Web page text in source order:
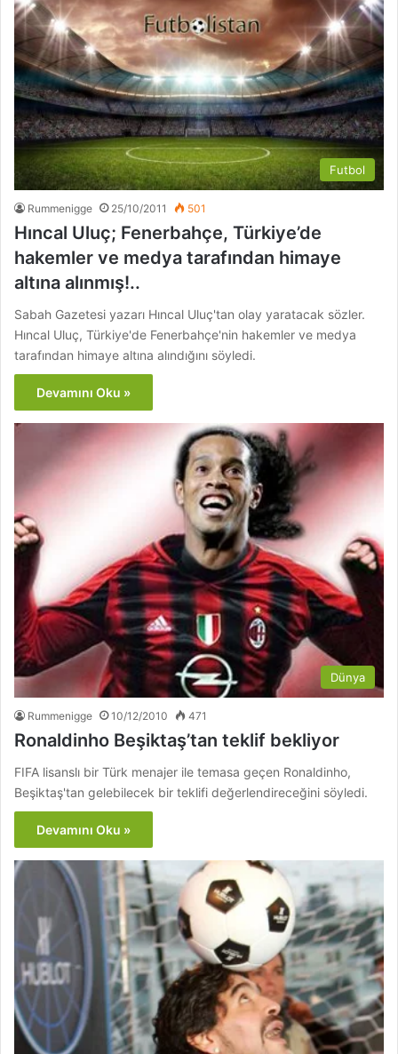
Futbol
Rummenigge 25/10/2011 501
Hıncal Uluç; Fenerbahçe, Türkiye’de
hakemler ve medya tarafından himaye
altına alınmış!..
Sabah Gazetesi yazarı Hıncal Uluç'tan olay yaratacak sözler.
Hıncal Uluç, Türkiye'de Fenerbahçe'nin hakemler ve medya
tarafından himaye altına alındığını söyledi.
Devamını Oku »
Dünya
Rummenigge 10/12/2010 471
Ronaldinho Beşiktaş’tan teklif bekliyor
FIFA lisanslı bir Türk menajer ile temasa geçen Ronaldinho,
Beşiktaş'tan gelebilecek bir teklifi değerlendireceğini söyledi.
Devamını Oku »